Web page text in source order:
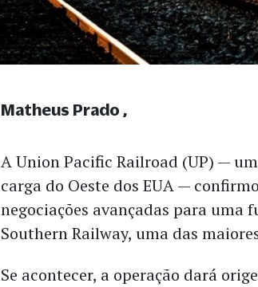
A Union Pacific Railroad (UP) —
carga do Oeste dos EUA —
negociações avançadas para uma
Southern Railway, uma das
Se acontecer, a operação dará
Matheus Prado